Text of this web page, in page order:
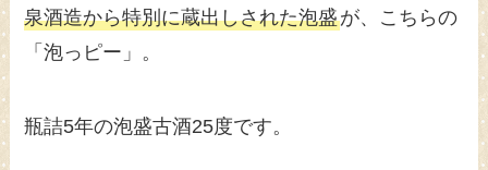
泉酒造から特別に蔵出しされた泡盛が、こちらの
「泡っピー」。
瓶詰5年の泡盛古酒25度です。